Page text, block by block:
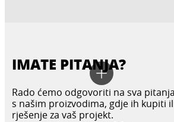
IMATE PITANJA?
Rado ćemo odgovoriti na sva
s našim proizvodima, gdje ih kupiti
rješenje za vaš projekt.